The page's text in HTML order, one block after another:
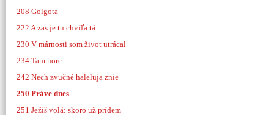
208 Golgota
222 A zas je tu chvíľa tá
230 V márnosti som život utrácal
234 Tam hore
242 Nech zvučné haleluja znie
250 Práve dnes
251 Ježiš volá: skoro už prídem